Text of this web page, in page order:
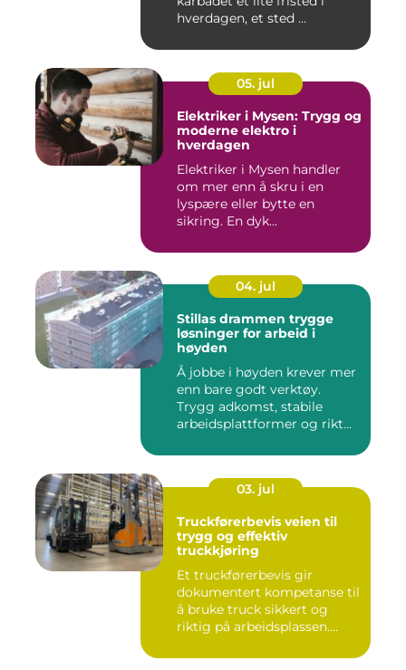
hverdagen, et sted ...
05. jul
Elektriker i Mysen: Trygg og
moderne elektro i
hverdagen
Elektriker i Mysen handler
om mer enn å skru i en
lyspære eller bytte en
sikring. En dyk...
04. jul
Stillas drammen trygge
løsninger for arbeid i
høyden
Å jobbe i høyden krever mer
enn bare godt verktøy.
Trygg adkomst, stabile
arbeidsplattformer og rikt...
03. jul
Truckførerbevis veien til
trygg og effektiv
truckkjøring
Et truckførerbevis gir
dokumentert kompetanse til
å bruke truck sikkert og
riktig på arbeidsplassen....